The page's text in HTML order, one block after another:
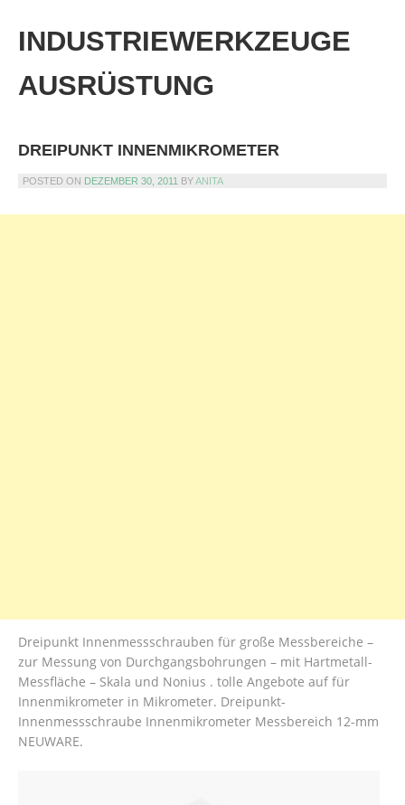
content
INDUSTRIEWERKZEUGE
AUSRÜSTUNG
DREIPUNKT INNENMIKROMETER
POSTED ON DEZEMBER 30, 2011 BYANITA
Dreipunkt Innenmessschrauben für große Messbereiche –
zur Messung von Durchgangsbohrungen – mit Hartmetall-
Messfläche – Skala und Nonius . tolle Angebote auf für
Innenmikrometer in Mikrometer. Dreipunkt-
Innenmessschraube Innenmikrometer Messbereich 12-mm
NEUWARE.